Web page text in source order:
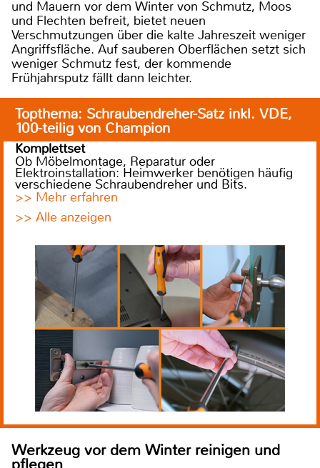
und Mauern vor dem Winter von Schmutz, Moos
und Flechten befreit, bietet neuen
Verschmutzungen über die kalte Jahreszeit weniger
Angriffsfläche. Auf sauberen Oberflächen setzt sich
weniger Schmutz fest, der kommende
Frühjahrsputz fällt dann leichter.
Topthema: Schraubendreher-Satz inkl. VDE,
100-teilig von Champion
Komplettset
Ob Möbelmontage, Reparatur oder
Elektroinstallation: Heimwerker benötigen häufig
verschiedene Schraubendreher und Bits.
>> Mehr erfahren
>> Alle anzeigen
Werkzeug vor dem Winter reinigen und